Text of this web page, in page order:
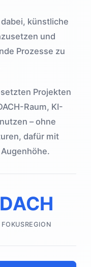
künstliche
und
Prozesse zu
Projekten
Raum, KI-
– ohne
dafür mit
DACH
FOKUSREGION